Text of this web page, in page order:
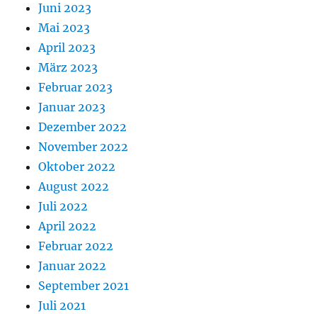
Juni 2023
Mai 2023
April 2023
März 2023
Februar 2023
Januar 2023
Dezember 2022
November 2022
Oktober 2022
August 2022
Juli 2022
April 2022
Februar 2022
Januar 2022
September 2021
Juli 2021